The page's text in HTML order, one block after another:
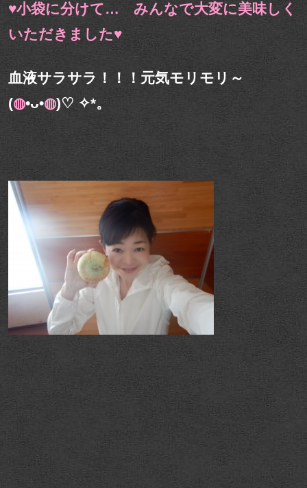
♥小袋に分けて… みんなで大変に美味しく
いただきました♥
血液サラサラ！！！元気モリモリ～
(◍•ᴗ•◍)♡ ✧*。